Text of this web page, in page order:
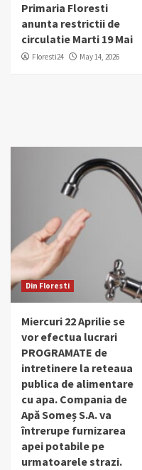
Primaria Floresti
anunta restrictii de
circulatie Marti 19 Mai
Floresti24 May 14, 2026
Din Floresti
Miercuri 22 Aprilie se
vor efectua lucrari
PROGRAMATE de
intretinere la reteaua
publica de alimentare
cu apa. Compania de
Apă Someș S.A. va
întrerupe furnizarea
apei potabile pe
urmatoarele strazi.